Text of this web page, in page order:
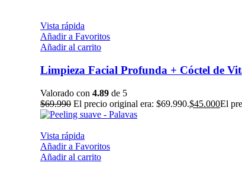
Vista rápida
Añadir a Favoritos
Añadir al carrito
Limpieza Facial Profunda + Cóctel de
Valorado con 4.89 de 5
$69.990 El precio original era: $69.990.$45.000El
Vista rápida
Añadir a Favoritos
Añadir al carrito